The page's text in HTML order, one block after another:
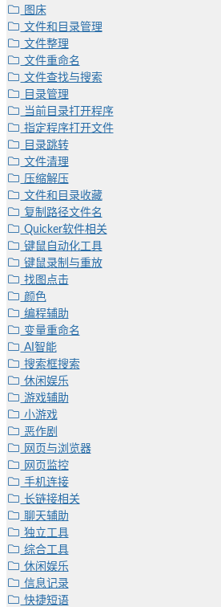
图床
文件和目录管理
文件整理
文件重命名
文件查找与搜索
目录管理
当前目录打开程序
指定程序打开文件
目录跳转
文件清理
压缩解压
文件和目录收藏
复制路径文件名
Quicker软件相关
键鼠自动化工具
键鼠录制与重放
找图点击
颜色
编程辅助
变量重命名
AI智能
搜索框搜索
休闲娱乐
游戏辅助
小游戏
恶作剧
网页与浏览器
网页监控
手机连接
长链接相关
聊天辅助
独立工具
综合工具
休闲娱乐
信息记录
快捷短语